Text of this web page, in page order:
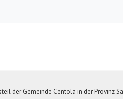
der Gemeinde Centola in der Provinz